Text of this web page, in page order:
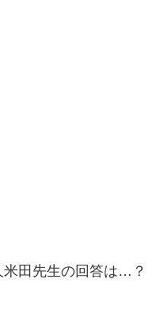
米田先生の回答は…？